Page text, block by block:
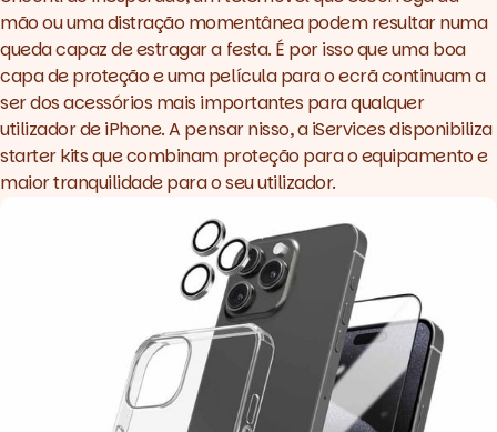
mão ou uma distração momentânea podem resultar numa
queda capaz de estragar a festa. É por isso que uma boa
capa de proteção e uma película para o ecrã continuam a
ser dos acessórios mais importantes para qualquer
utilizador de iPhone. A pensar nisso, a iServices disponibiliza
starter kitsque combinam proteção para o equipamento e
maior tranquilidade para o seu utilizador.